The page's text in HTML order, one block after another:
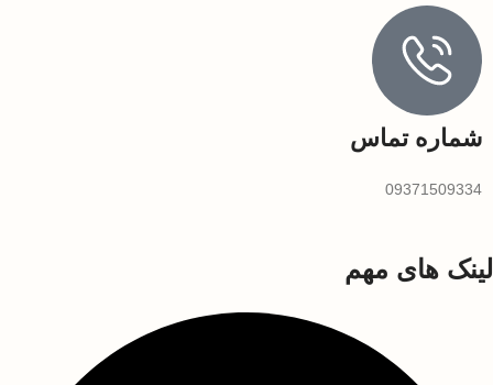
شماره تماس
09371509334
لینک های مهم